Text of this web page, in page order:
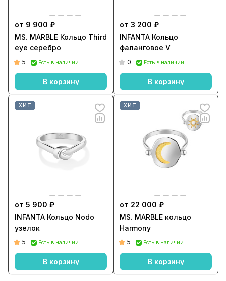
от 9 900 ₽
MS. MARBLE Кольцо Third
eye серебро
5 Есть в наличии
В корзину
от 3 200 ₽
INFANTA Кольцо
фаланговое V
0 Есть в наличии
В корзину
ХИТ
от 5 900 ₽
INFANTA Кольцо Nodo
узелок
5 Есть в наличии
В корзину
ХИТ
от 22 000 ₽
MS. MARBLE кольцо
Harmony
5 Есть в наличии
В корзину